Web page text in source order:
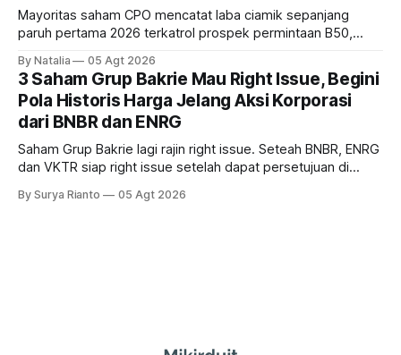
Mayoritas saham CPO mencatat laba ciamik sepanjang
paruh pertama 2026 terkatrol prospek permintaan B50,
diprediksi semakin terlihat mendekati 2027. Kira-kira gimana
prospeknya? apakah masih menarik dilirik sektor ini?
By Natalia 05 Agt 2026
3 Saham Grup Bakrie Mau Right Issue, Begini
Pola Historis Harga Jelang Aksi Korporasi
dari BNBR dan ENRG
Saham Grup Bakrie lagi rajin right issue. Seteah BNBR, ENRG
dan VKTR siap right issue setelah dapat persetujuan di
pola saham Grup Bakrie jelang right issue
By Surya Rianto 05 Agt 2026